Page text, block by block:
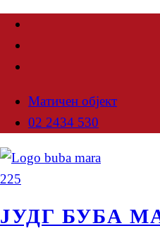
Матичен објект
02 2434 530
ЈУДГ БУБА